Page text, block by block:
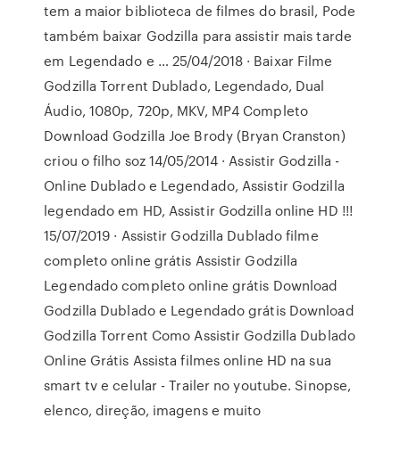
tem a maior biblioteca de filmes do brasil, Pode
também baixar Godzilla para assistir mais tarde
em Legendado e … 25/04/2018 · Baixar Filme
Godzilla Torrent Dublado, Legendado, Dual
Áudio, 1080p, 720p, MKV, MP4 Completo
Download Godzilla Joe Brody (Bryan Cranston)
criou o filho soz 14/05/2014 · Assistir Godzilla -
Online Dublado e Legendado, Assistir Godzilla
legendado em HD, Assistir Godzilla online HD !!!
15/07/2019 · Assistir Godzilla Dublado filme
completo online grátis Assistir Godzilla
Legendado completo online grátis Download
Godzilla Dublado e Legendado grátis Download
Godzilla Torrent Como Assistir Godzilla Dublado
Online Grátis Assista filmes online HD na sua
smart tv e celular - Trailer no youtube. Sinopse,
elenco, direção, imagens e muito